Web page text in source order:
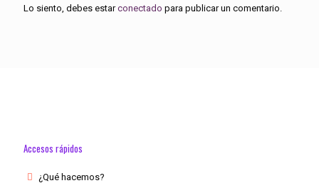
Lo siento, debes estarconectado para publicar un comentario.
Accesos rápidos
¿Qué hacemos?